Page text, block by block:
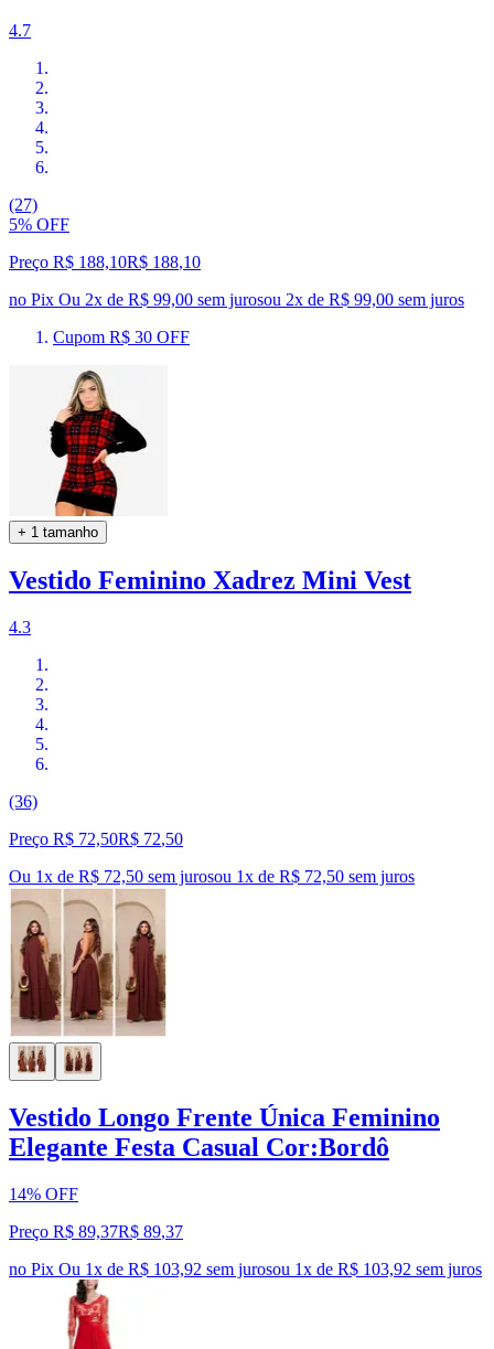
4.7
(27)
5% OFF
Preço R$ 188,10R$ 188,10
no Pix Ou 2x de R$ 99,00 sem jurosou 2x de R$ 99,00 sem juros
Cupom R$ 30 OFF
+ 1 tamanho
Vestido Feminino Xadrez Mini Vest
4.3
(36)
Preço R$ 72,50R$ 72,50
Ou 1x de R$ 72,50 sem jurosou 1x de R$ 72,50 sem juros
Vestido Longo Frente Única Feminino
Elegante Festa Casual Cor:Bordô
14% OFF
Preço R$ 89,37R$ 89,37
no Pix Ou 1x de R$ 103,92 sem jurosou 1x de R$ 103,92 sem juros